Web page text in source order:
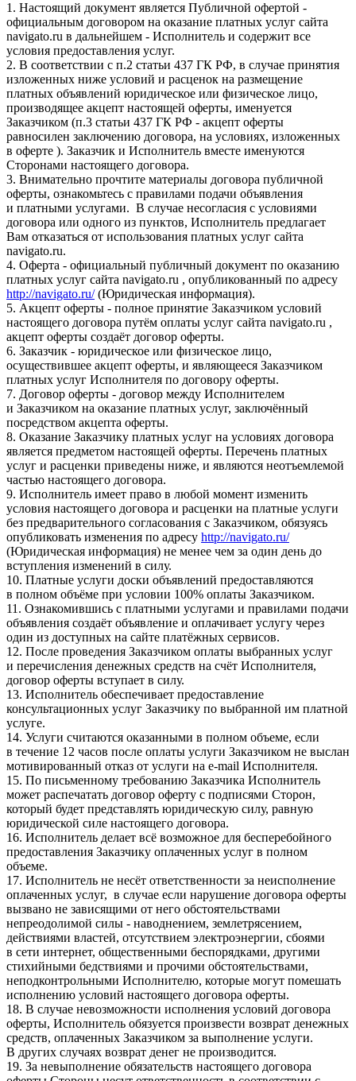
1. Настоящий документ является Публичной офертой -
официальным договором на оказание платных услуг сайта
navigato.ru в дальнейшем - Исполнитель и содержит все
условия предоставления услуг.
2. В соответствии с п.2 статьи 437 ГК РФ, в случае принятия
изложенных ниже условий и расценок на размещение
платных объявлений юридическое или физическое лицо,
производящее акцепт настоящей оферты, именуется
Заказчиком (п.3 статьи 437 ГК РФ - акцепт оферты
равносилен заключению договора, на условиях, изложенных
в оферте ). Заказчик и Исполнитель вместе именуются
Сторонами настоящего договора.
3. Внимательно прочтите материалы договора публичной
оферты, ознакомьтесь с правилами подачи объявления
и платными услугами. В случае несогласия с условиями
договора или одного из пунктов, Исполнитель предлагает
Вам отказаться от использования платных услуг сайта
navigato.ru.
4. Оферта - официальный публичный документ по оказанию
платных услуг сайта navigato.ru , опубликованный по адресу
http://navigato.ru/(Юридическая информация).
5. Акцепт оферты - полное принятие Заказчиком условий
настоящего договора путём оплаты услуг сайта navigato.ru ,
акцепт оферты создаёт договор оферты.
6. Заказчик - юридическое или физическое лицо,
осуществившее акцепт оферты, и являющееся Заказчиком
платных услуг Исполнителя по договору оферты.
7. Договор оферты - договор между Исполнителем
и Заказчиком на оказание платных услуг, заключённый
посредством акцепта оферты.
8. Оказание Заказчику платных услуг на условиях договора
является предметом настоящей оферты. Перечень платных
услуг и расценки приведены ниже, и являются неотъемлемой
частью настоящего договора.
9. Исполнитель имеет право в любой момент изменить
условия настоящего договора и расценки на платные услуги
без предварительного согласования с Заказчиком, обязуясь
опубликовать изменения по адресу http://navigato.ru/
(Юридическая информация) не менее чем за один день до
вступления изменений в силу.
10. Платные услуги доски объявлений предоставляются
в полном объёме при условии 100% оплаты Заказчиком.
11. Ознакомившись с платными услугами и правилами подачи
объявления создаёт объявление и оплачивает услугу через
один из доступных на сайте платёжных сервисов.
12. После проведения Заказчиком оплаты выбранных услуг
и перечисления денежных средств на счёт Исполнителя,
договор оферты вступает в силу.
13. Исполнитель обеспечивает предоставление
консультационных услуг Заказчику по выбранной им платной
услуге.
14. Услуги считаются оказанными в полном объеме, если
в течение 12 часов после оплаты услуги Заказчиком не выслан
мотивированный отказ от услуги на e-mail Исполнителя.
15. По письменному требованию Заказчика Исполнитель
может распечатать договор оферту с подписями Сторон,
который будет представлять юридическую силу, равную
юридической силе настоящего договора.
16. Исполнитель делает всё возможное для бесперебойного
предоставления Заказчику оплаченных услуг в полном
объеме.
17. Исполнитель не несёт ответственности за неисполнение
оплаченных услуг, в случае если нарушение договора оферты
вызвано не зависящими от него обстоятельствами
непреодолимой силы - наводнением, землетрясением,
действиями властей, отсутствием электроэнергии, сбоями
в сети интернет, общественными беспорядками, другими
стихийными бедствиями и прочими обстоятельствами,
неподконтрольными Исполнителю, которые могут помешать
исполнению условий настоящего договора оферты.
18. В случае невозможности исполнения условий договора
оферты, Исполнитель обязуется произвести возврат денежных
средств, оплаченных Заказчиком за выполнение услуги.
В других случаях возврат денег не производится.
19. За невыполнение обязательств настоящего договора